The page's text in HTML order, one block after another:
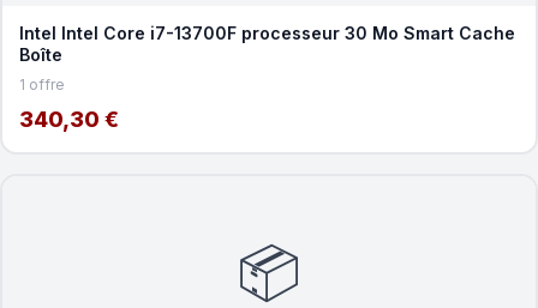
Intel Intel Core i7-13700F processeur 30 Mo Smart Cache
Boîte
1 offre
340,30 €
📦